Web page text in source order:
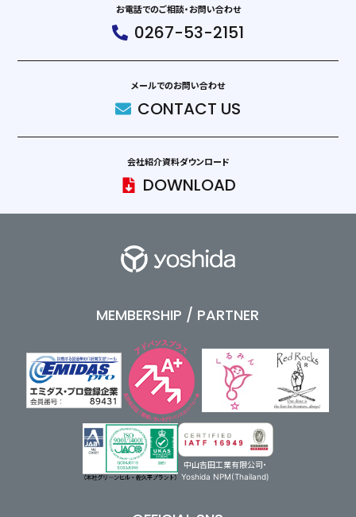
お電話でのご相談・お問い合わせ
0267-53-2151
メールでのお問い合わせ
CONTACT US
会社紹介資料ダウンロード
DOWNLOAD
MEMBERSHIP / PARTNER
中山吉田工業有限公司・
Yoshida NPM(Thailand)